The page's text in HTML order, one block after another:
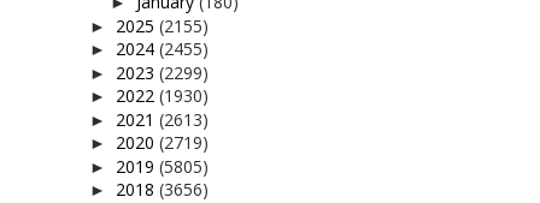
► 2025 (2155)
► 2024 (2455)
► 2023 (2299)
► 2022 (1930)
► 2021 (2613)
► 2020 (2719)
► 2019 (5805)
► 2018 (3656)